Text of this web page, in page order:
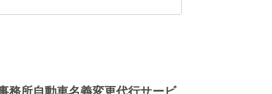
務所自動車名義変更代行サービ